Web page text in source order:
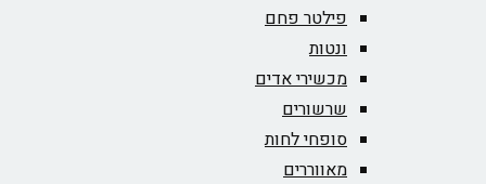
פילטר פחם
ונטות
מכשירי אדים
שרשורים
סופחי לחות
מאווררים